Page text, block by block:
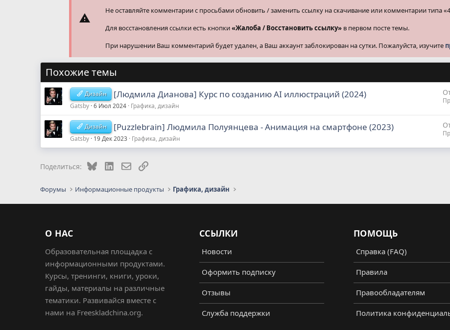
Не оставляйте комментарии с просьбами обновить / заменить ссылку на скачивание или комментарии типа
Для восстановления ссылки есть кнопки«Жалоба / Восстановить ссылку» в первом посте темы.
При нарушении Ваш комментарий будет удален, а Ваш аккаунт заблокирован на сутки. Пожалуйста, изучите
Похожие темы
Дизайн [Людмила Дианова] Курс по созданию AI иллюстраций (2024)
Gatsby 6 Июл 2024 Графика, дизайн
Дизайн [Puzzlebrain] Людмила Полуянцева - Анимация на смартфоне (2023)
Gatsby 19 Дек 2023 Графика, дизайн
Поделиться: BlueskyLinkedInЭлектронная почта
Ссылка
Форумы Информационные продукты Графика, дизайн
О НАС
Образовательная площадка с
информационными продуктами.
Курсы, тренинги, книги, уроки,
гайды, материалы на различные
тематики. Развивайся вместе с
нами на Freeskladchina.org.
ССЫЛКИ
Новости
Оформить подписку
Отзывы
Служба поддержки
ПОМОЩЬ
Справка (FAQ)
Правила
Правообладателям
Политика